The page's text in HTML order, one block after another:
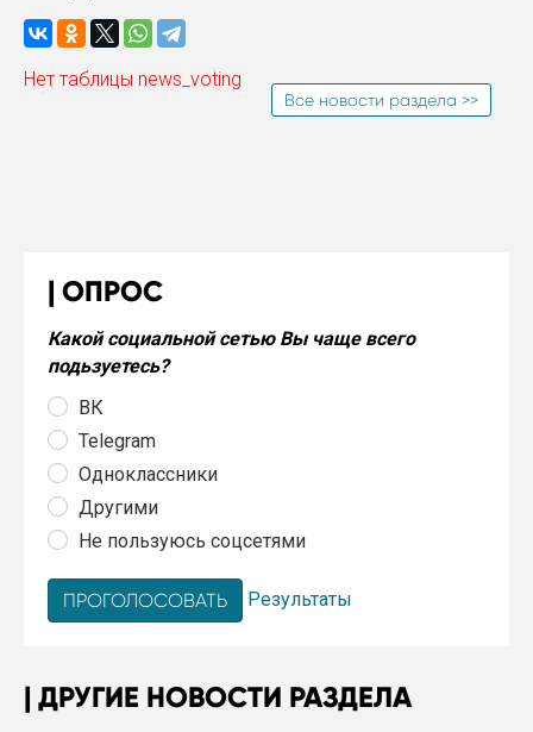
Нет таблицы news_voting
Все новости раздела >>
ОПРОС
Какой социальной сетью Вы чаще всего
подьзуетесь?
ВК
Telegram
Одноклассники
Другими
Не пользуюсь соцсетями
Результаты
ДРУГИЕ НОВОСТИ РАЗДЕЛА